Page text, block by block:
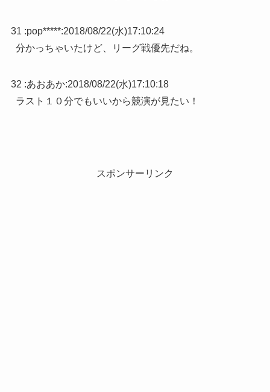
31 :pop*****:2018/08/22(水)17:10:24
分かっちゃいたけど、リーグ戦優先だね。
32 :あおあか:2018/08/22(水)17:10:18
ラスト１０分でもいいから競演が見たい！
スポンサーリンク